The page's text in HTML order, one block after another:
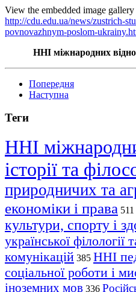
View the embedded image
http://cdu.edu.ua/news/zustrich-
povnovazhnym-poslom-
ННІ міжнародних
Попередня
Наступна
Теги
ННІ
історії та
природничих та
економіки і права 511
культури, спорту і
української філології
комунікацій 385 ННІ
соціальної роботи і
іноземних мов 336